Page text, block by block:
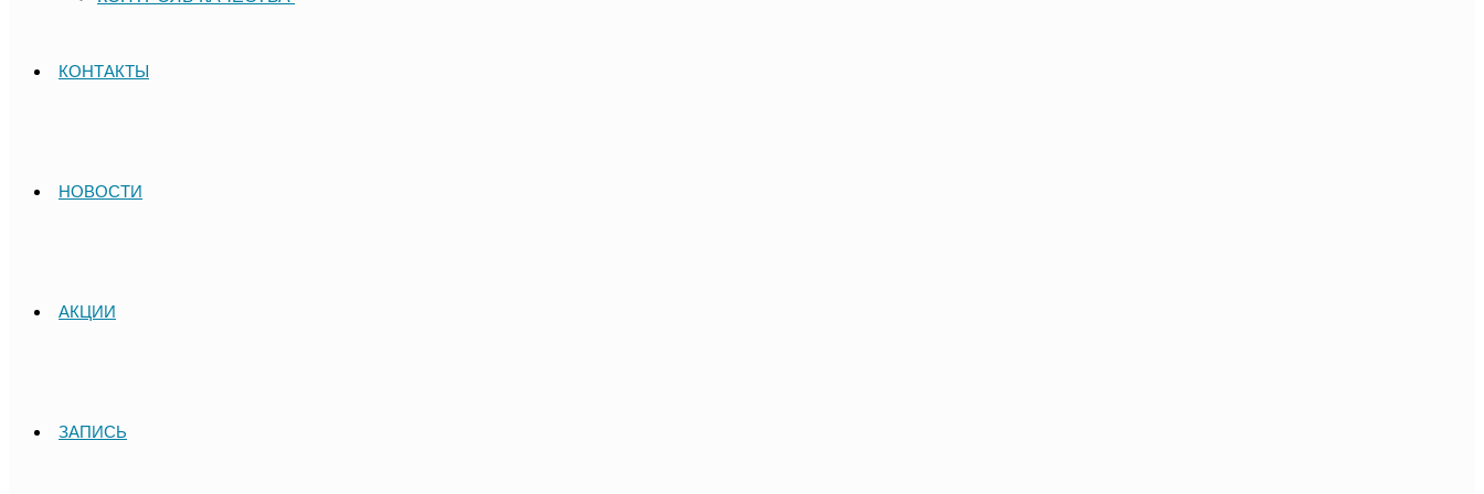
КОНТАКТЫ
НОВОСТИ
АКЦИИ
ЗАПИСЬ